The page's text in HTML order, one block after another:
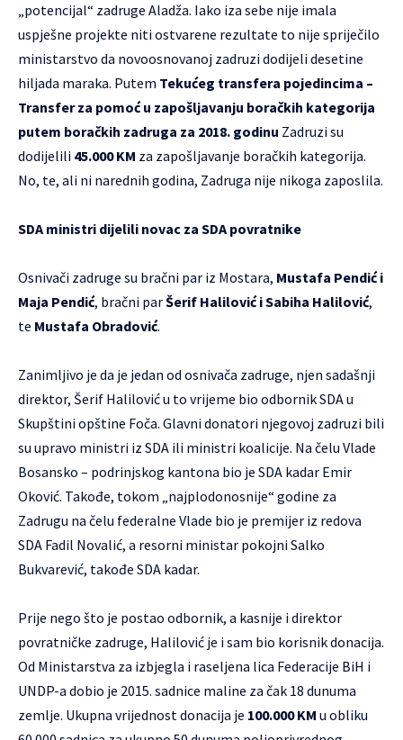
„potencijal“ zadruge Aladža. Iako iza sebe nije imala
uspješne projekte niti ostvarene rezultate to nije spriječilo
ministarstvo da novoosnovanoj zadruzi dodijeli desetine
hiljada maraka. Putem Tekućeg transfera pojedincima –
Transfer za pomoć u zapošljavanju boračkih kategorija
putem boračkih zadruga za 2018. godinu Zadruzi su
dodijelili 45.000 KM za zapošljavanje boračkih kategorija.
No, te, ali ni narednih godina, Zadruga nije nikoga zaposlila.
SDA ministri dijelili novac za SDA povratnike
Osnivači zadruge su bračni par iz Mostara, Mustafa Pendić i
Maja Pendić, bračni parŠerif Halilović i Sabiha Halilović,
te Mustafa Obradović.
Zanimljivo je da je jedan od osnivača zadruge, njen sadašnji
direktor, Šerif Halilović u to vrijeme bio odbornik SDA u
Skupštini opštine Foča. Glavni donatori njegovoj zadruzi bili
su upravo ministri iz SDA ili ministri koalicije. Na čelu Vlade
Bosansko – podrinjskog kantona bio je SDA kadar Emir
Oković. Takođe, tokom „najplodonosnije“ godine za
Zadrugu na čelu federalne Vlade bio je premijer iz redova
SDA Fadil Novalić, a resorni ministar pokojni Salko
Bukvarević, takođe SDA kadar.
Prije nego što je postao odbornik, a kasnije i direktor
povratničke zadruge, Halilović je i sam bio korisnik donacija.
Od Ministarstva za izbjegla i raseljena lica Federacije BiH i
UNDP-a dobio je 2015. sadnice maline za čak 18 dunuma
zemlje. Ukupna vrijednost donacija je 100.000 KM u obliku